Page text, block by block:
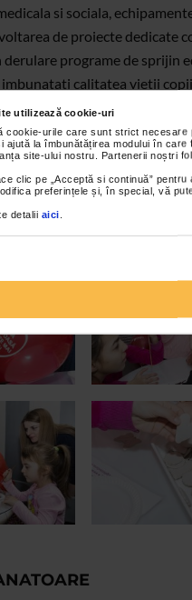
utilizează cookie-uri
cookie-urile care sunt strict
ajută la îmbunătățirea modului în
site-ului nostru. Partenerii noștri
clic pe „Acceptă si continuă”
preferințele și, în special, vă
detalii aici
si sociala,
de proiecte dedicate
programe de sprijin
imbunatati calitatea vietii